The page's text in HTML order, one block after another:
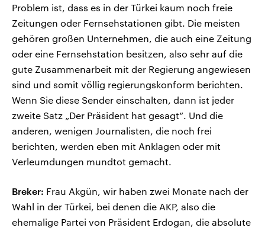
Problem ist, dass es in der Türkei kaum noch freie
Zeitungen oder Fernsehstationen gibt. Die meisten
gehören großen Unternehmen, die auch eine Zeitung
oder eine Fernsehstation besitzen, also sehr auf die
gute Zusammenarbeit mit der Regierung angewiesen
sind und somit völlig regierungskonform berichten.
Wenn Sie diese Sender einschalten, dann ist jeder
zweite Satz „Der Präsident hat gesagt“. Und die
anderen, wenigen Journalisten, die noch frei
berichten, werden eben mit Anklagen oder mit
Verleumdungen mundtot gemacht.
Breker: Frau Akgün, wir haben zwei Monate nach der
Wahl in der Türkei, bei denen die AKP, also die
ehemalige Partei von Präsident Erdogan, die absolute